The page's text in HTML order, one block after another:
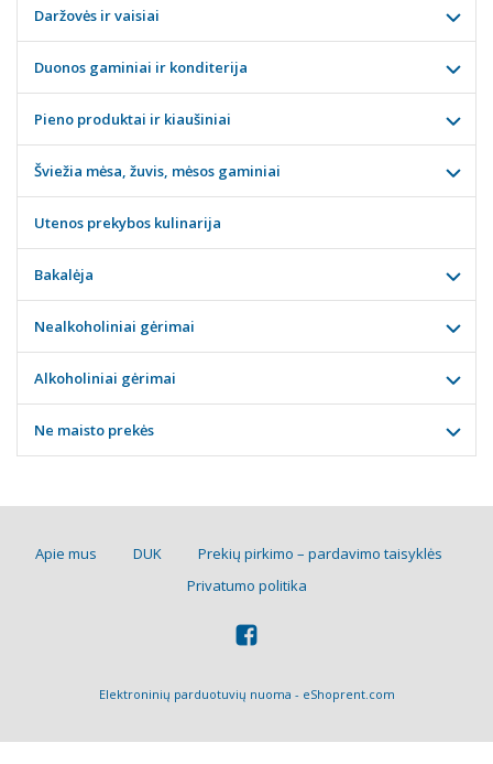
Daržovės ir vaisiai
Duonos gaminiai ir konditerija
Pieno produktai ir kiaušiniai
Šviežia mėsa, žuvis, mėsos gaminiai
Utenos prekybos kulinarija
Bakalėja
Nealkoholiniai gėrimai
Alkoholiniai gėrimai
Ne maisto prekės
Apie mus DUK
Prekių pirkimo – pardavimo taisyklės
Privatumo politika
Elektroninių parduotuvių nuoma - eShoprent.com